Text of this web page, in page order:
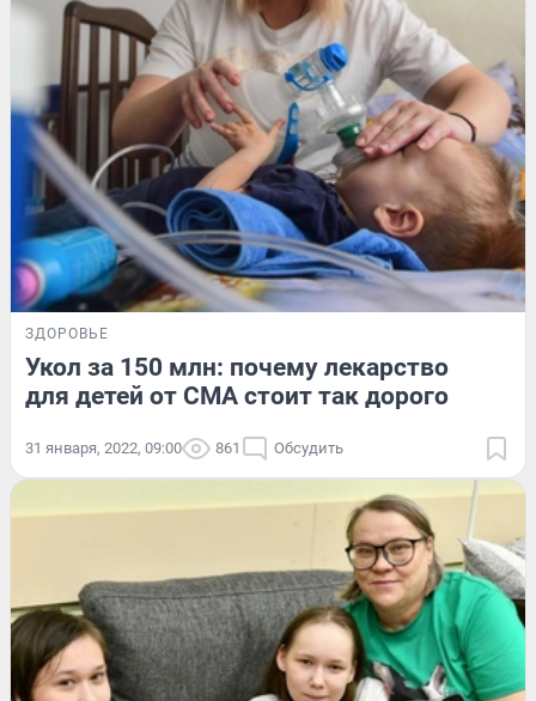
ЗДОРОВЬЕ
Укол за 150 млн: почему лекарство
для детей от СМА стоит так дорого
31 января, 2022, 09:00 861 Обсудить